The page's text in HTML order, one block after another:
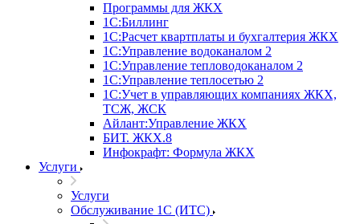
Программы для ЖКХ
1С:Биллинг
1С:Расчет квартплаты и бухгалтерия ЖКХ
1С:Управление водоканалом 2
1С:Управление тепловодоканалом 2
1С:Управление теплосетью 2
1С:Учет в управляющих компаниях ЖКХ,
ТСЖ, ЖСК
Айлант:Управление ЖКХ
БИТ. ЖКХ.8
Инфокрафт: Формула ЖКХ
Услуги
Услуги
Обслуживание 1С (ИТС)